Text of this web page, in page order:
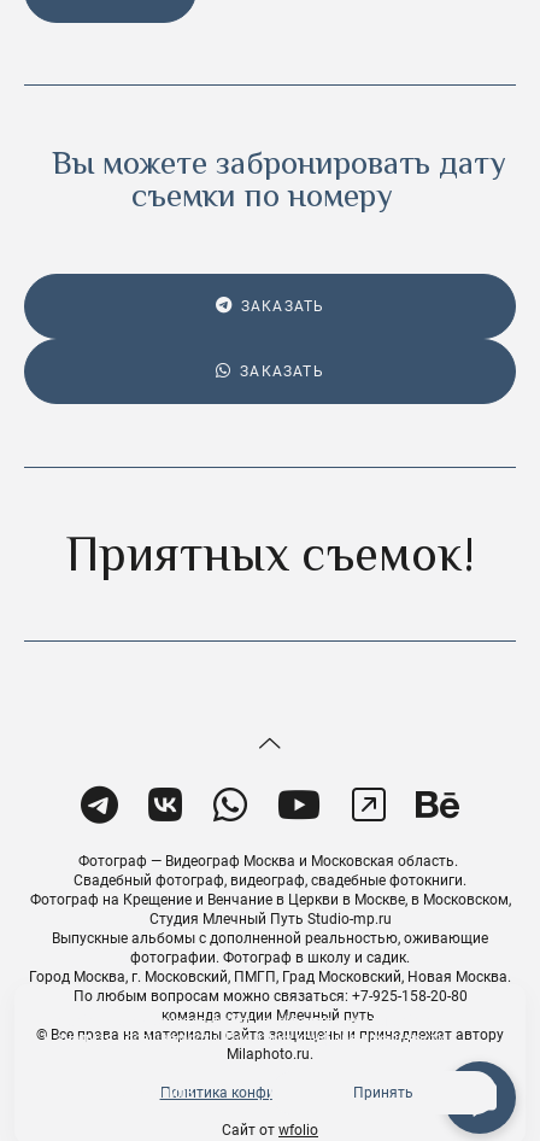
Вы можете забронировать дату
съемки по номеру
ЗАКАЗАТЬ
ЗАКАЗАТЬ
Приятных съемок!
Фотограф — Видеограф Москва и Московская область.
Свадебный фотограф, видеограф, свадебные фотокниги.
Фотограф на Крещение и Венчание в Церкви в Москве, в Московском,
Студия Млечный Путь Studio-mp.ru
Выпускные альбомы с дополненной реальностью, оживающие
фотографии. Фотограф в школу и садик.
Город Москва, г. Московский, ПМГП, Град Московский, Новая Москва.
По любым вопросам можно связаться: +7-925-158-20-80
команда студии Млечный путь
© Все права на материалы сайта защищены и принадлежат автору
Milaphoto.ru.
Политика конфиденциальности
Сайт от wfolio
На сайте используются файлы cookie для работы сайта
и анализа посещаемости. Политика конфиденциальности
Отклонить Принять